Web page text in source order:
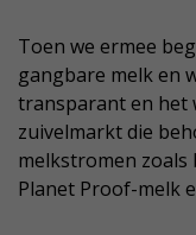
Toen we ermee
gangbare melk en
transparant en het
zuivelmarkt die
melkstromen zoals
Planet Proof-melk